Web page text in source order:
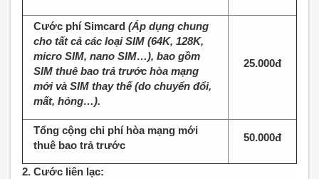
Cước phí Simcard (Áp dụng chung
cho tất cả các loại SIM (64K, 128K,
micro SIM, nano SIM…), bao gồm
SIM thuê bao trả trước hòa mạng
mới và SIM thay thế (do chuyển đổi,
mất, hỏng…).
25.000đ
Tổng cộng chi phí hòa mạng mới
thuê bao trả trước
50.000đ
2. Cước liên lạc: